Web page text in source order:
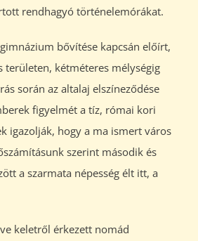
rendhagyó történelemórákat.
bővítése kapcsán előírt,
területen, kétméteres mélységig
során az altalaj elszíneződése
figyelmét a tíz, római kori
igazolják, hogy a ma ismert város
szerint második és
a szarmata népesség élt itt, a
keletről érkezett nomád